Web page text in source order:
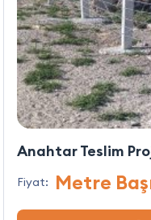
Anahtar Teslim
Fiyat: Metre